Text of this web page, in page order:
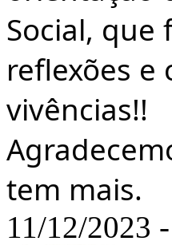
Social, que
reflexões e
vivências!!
tem mais.
11/12/2023